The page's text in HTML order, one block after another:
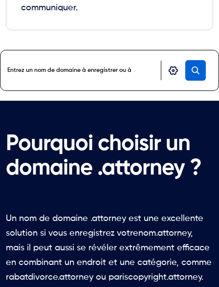
communiquer.
Pourquoi choisir un
domaine .attorney ?
Un nom de domaine .attorney est une excellente
solution si vous enregistrez votrenom.attorney,
mais il peut aussi se révéler extrêmement efficace
en combinant un endroit et une catégorie, comme
rabatdivorce.attorney ou pariscopyright.attorney.